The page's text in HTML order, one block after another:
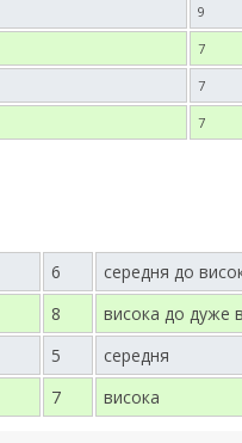
9
7
7
7
6
середня до
8
висока до дуже
5
середня
7 висока